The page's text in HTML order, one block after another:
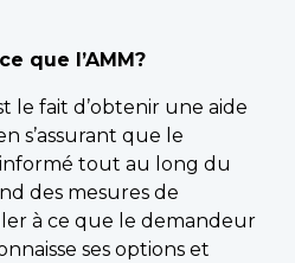
que l’AMM?
le fait d’obtenir une aide
s’assurant que le
tout au long du
des mesures de
à ce que le demandeur
ses options et